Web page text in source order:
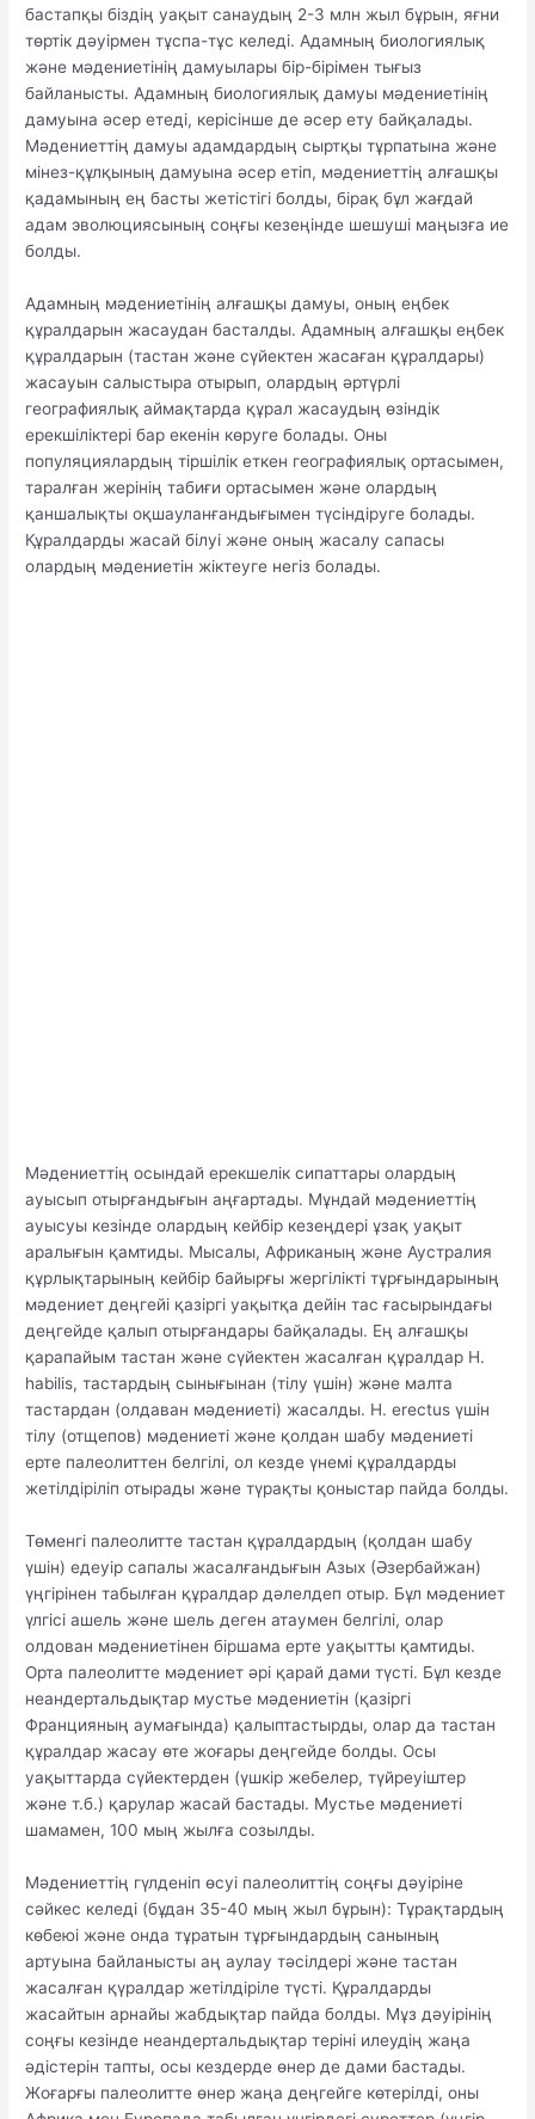
бастапқы біздің уақыт санаудың 2-3 млн жыл бұрын, яғни
төртік дәуірмен тұспа-тұс келеді. Адамның биологиялық
және мәдениетінің дамуылары бір-бірімен тығыз
байланысты. Адамның биологиялық дамуы мәдениетінің
дамуына әсер етеді, керісінше де әсер ету байқалады.
Мәдениеттің дамуы адамдардың сыртқы тұрпатына және
мінез-құлқының дамуына әсер етіп, мәдениеттің алғашқы
қадамының ең басты жетістігі болды, бірақ бұл жағдай
адам эволюциясының соңғы кезеңінде шешуші маңызға ие
болды.
Адамның мәдениетінің алғашқы дамуы, оның еңбек
құралдарын жасаудан басталды. Адамның алғашқы еңбек
құралдарын (тастан және сүйектен жасаған құралдары)
жасауын салыстыра отырып, олардың әртүрлі
географиялық аймақтарда құрал жасаудың өзіндік
ерекшіліктері бар екенін көруге болады. Оны
популяциялардың тіршілік еткен географиялық ортасымен,
таралған жерінің табиғи ортасымен және олардың
қаншалықты оқшауланғандығымен түсіндіруге болады.
Құралдарды жасай білуі және оның жасалу сапасы
олардың мәдениетін жіктеуге негіз болады.
Мәдениеттің осындай ерекшелік сипаттары олардың
ауысып отырғандығын аңғартады. Мұндай мәдениеттің
ауысуы кезінде олардың кейбір кезеңдері ұзақ уақыт
аралығын қамтиды. Мысалы, Африканың және Аустралия
құрлықтарының кейбір байырғы жергілікті тұрғындарының
мәдениет деңгейі қазіргі уақытқа дейін тас ғасырындағы
деңгейде қалып отырғандары байқалады. Ең алғашқы
қарапайым тастан және сүйектен жасалған құралдар Н.
habilis, тастардың сынығынан (тілу үшін) және малта
тастардан (олдаван мәдениеті) жасалды. Н. erectus үшін
тілу (отщепов) мәдениеті және қолдан шабу мәдениеті
ерте палеолиттен белгілі, ол кезде үнемі құралдарды
жетілдіріліп отырады және түрақты қоныстар пайда болды.
Төменгі палеолитте тастан құралдардың (қолдан шабу
үшін) едеуір сапалы жасалғандығын Азых (Әзербайжан)
үңгірінен табылған құралдар дәлелдеп отыр. Бұл мәдениет
үлгісі ашель және шель деген атаумен белгілі, олар
олдован мәдениетінен біршама ерте уақытты қамтиды.
Орта палеолитте мәдениет әрі қарай дами түсті. Бұл кезде
неандертальдықтар мустье мәдениетін (қазіргі
Францияның аумағында) қалыптастырды, олар да тастан
құралдар жасау өте жоғары деңгейде болды. Осы
уақыттарда сүйектерден (үшкір жебелер, түйреуіштер
және т.б.) қарулар жасай бастады. Мустье мәдениеті
шамамен, 100 мың жылға созылды.
Мәдениеттің гүлденіп өсуі палеолиттің соңғы дәуіріне
сәйкес келеді (бұдан 35-40 мың жыл бұрын): Тұрақтардың
көбеюі және онда тұратын тұрғындардың санының
артуына байланысты аң аулау тәсілдері және тастан
жасалған қүралдар жетілдіріле түсті. Құралдарды
жасайтын арнайы жабдықтар пайда болды. Мұз дәуірінің
соңғы кезінде неандертальдықтар теріні илеудің жаңа
әдістерін тапты, осы кездерде өнер де дами бастады.
Жоғарғы палеолитте өнер жаңа деңгейге көтерілді, оны